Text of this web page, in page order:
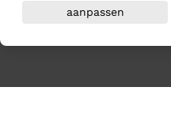
aanpassen